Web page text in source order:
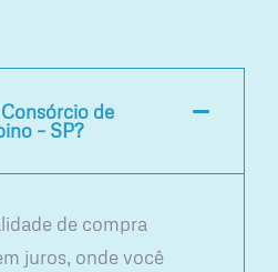
de
– SP?
de compra
juros, onde você